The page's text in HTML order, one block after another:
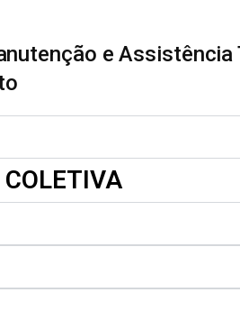
e Assistência
COLETIVA